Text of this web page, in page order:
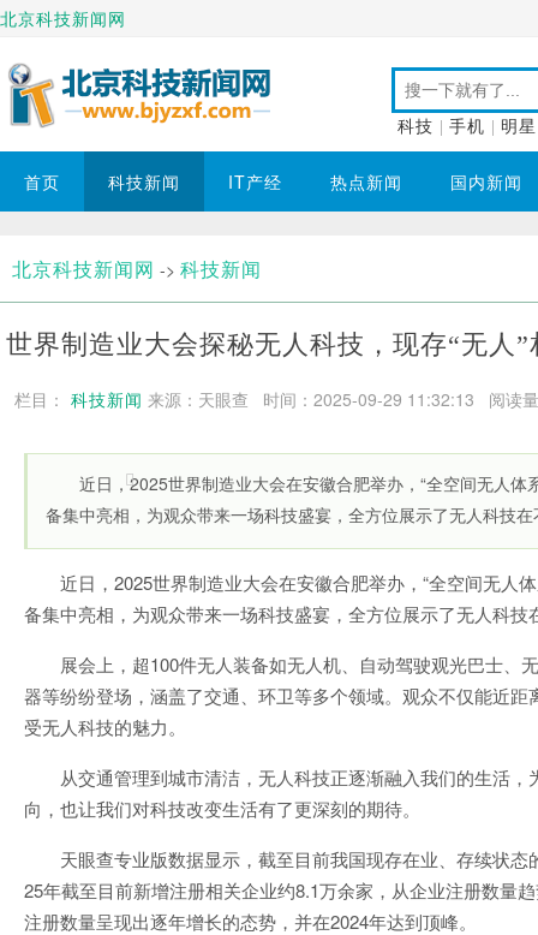
北京科技新闻网
科技 手机 明星
首页 科技新闻 IT产经 热点新闻 国内新闻
北京科技新闻网 -> 科技新闻
世界制造业大会探秘无人科技，现存“无人
栏目： 科技新闻 来源：天眼查 时间：2025-09-29 11:32:13 阅读
近日，2025世界制造业大会在安徽合肥举办，“全空间无人体
备集中亮相，为观众带来一场科技盛宴，全方位展示了无人科技
近日，2025世界制造业大会在安徽合肥举办，“全空间无人
备集中亮相，为观众带来一场科技盛宴，全方位展示了无人科技
展会上，超100件无人装备如无人机、自动驾驶观光巴士、
器等纷纷登场，涵盖了交通、环卫等多个领域。观众不仅能近
受无人科技的魅力。
从交通管理到城市清洁，无人科技正逐渐融入我们的生活
向，也让我们对科技改变生活有了更深刻的期待。
天眼查专业版数据显示，截至目前我国现存在业、存续状态
25年截至目前新增注册相关企业约8.1万余家，从企业注册数量
注册数量呈现出逐年增长的态势，并在2024年达到顶峰。